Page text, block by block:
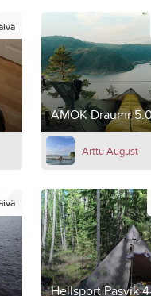
AMOK Draumr
Arttu August
Hellsport Pasvik